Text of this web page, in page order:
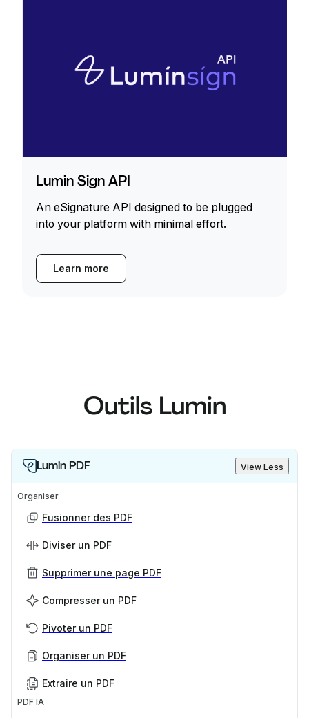
Lumin Sign API
An eSignature API designed to be plugged
into your platform with minimal effort.
Learn more
Outils Lumin
Lumin PDF View Less
Organiser
Fusionner des PDF
Diviser un PDF
Supprimer une page PDF
Compresser un PDF
Pivoter un PDF
Organiser un PDF
Extraire un PDF
PDF IA